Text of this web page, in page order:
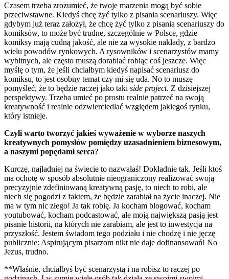
Czasem trzeba zrozumieć, że twoje marzenia mogą być sobie
przeciwstawne. Kiedyś chcę żyć tylko z pisania scenariuszy. Więc
gdybym już teraz założył, że chcę żyć tylko z pisania scenariuszy do
komiksów, to może być trudne, szczególnie w Polsce, gdzie
komiksy mają cudną jakość, ale nie za wysokie nakłady, z bardzo
wielu powodów rynkowych. A rysowników i scenarzystów mamy
wybitnych, ale często muszą dorabiać robiąc coś jeszcze. Więc
myślę o tym, że jeśli chciałbym kiedyś napisać scenariusz do
komiksu, to jest osobny temat czy mi się uda. No to muszę
pomyśleć, że to będzie raczej jako taki side project. Z dzisiejszej
perspektywy. Trzeba umieć po prostu realnie patrzeć na swoją
kreatywność i realnie odzwierciedlać względem jakiegoś rynku,
który istnieje.
Czyli warto tworzyć jakieś wyważenie w wyborze naszych
kreatywnych pomysłów pomiędzy uzasadnieniem biznesowym,
a naszymi popędami serca?
Kurczę, najładniej na świecie to nazwałaś! Dokładnie tak. Jeśli ktoś
ma ochotę w sposób absolutnie nieograniczony realizować swoją
precyzyjnie zdefiniowaną kreatywną pasję, to niech to robi, ale
niech się pogodzi z faktem, że będzie zarabiał na życie inaczej. Nie
ma w tym nic złego! Ja tak robię. Ja kocham blogować, kocham
youtubować, kocham podcastować, ale moją największą pasją jest
pisanie historii, na których nie zarabiam, ale jest to inwestycja na
przyszłość. Jestem świadom tego podziału i nie chodzę i nie jęczę
publicznie: Aspirującym pisarzom nikt nie daje dofinansowań! No
Jezus, trudno.
**Właśnie, chciałbyś być scenarzystą i na robisz to raczej po